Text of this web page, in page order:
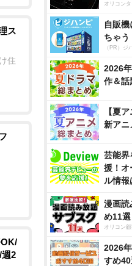
ス
住
2
オリコン
自販機
ちゃう
（PR）ジ
2026
作＆話
【夏
新アニ
芸能界
援！オ
ル情
漫画読
め11選
オリコン
2026
すめ40